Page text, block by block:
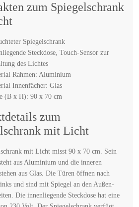
zum Spiegelschrank
Spiegelschrank
Steckdose, Touch-Sensor zur
des Lichtes
Rahmen: Aluminium
Innenfächer: Glas
(B x H): 90 x 70 cm
zum
mit Licht
mit Licht misst 90 x 70 cm. Sein
aus Aluminium und die inneren
aus Glas. Die Türen öffnen nach
und sind mit Spiegel an den Außen-
Die innenliegende Steckdose hat eine